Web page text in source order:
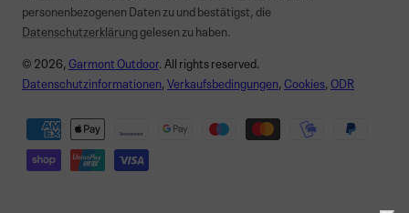
personenbezogenen Daten zu und bestätigst, die
Datenschutzerklärunggelesen zu haben.
© 2026, Garmont Outdoor . All rights reserved.
Datenschutzinformationen Verkaufsbedingungen Cookies ODR
Zahlungsmethoden